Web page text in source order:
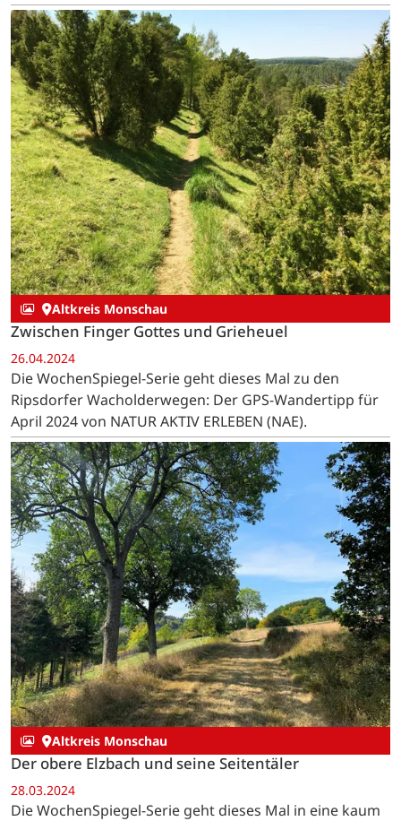
Altkreis Monschau
Zwischen Finger Gottes und Grieheuel
26.04.2024
Die WochenSpiegel-Serie geht dieses Mal zu den
Ripsdorfer Wacholderwegen: Der GPS-Wandertipp für
April 2024 von NATUR AKTIV ERLEBEN (NAE).
Altkreis Monschau
Der obere Elzbach und seine Seitentäler
28.03.2024
Die WochenSpiegel-Serie geht dieses Mal in eine kaum